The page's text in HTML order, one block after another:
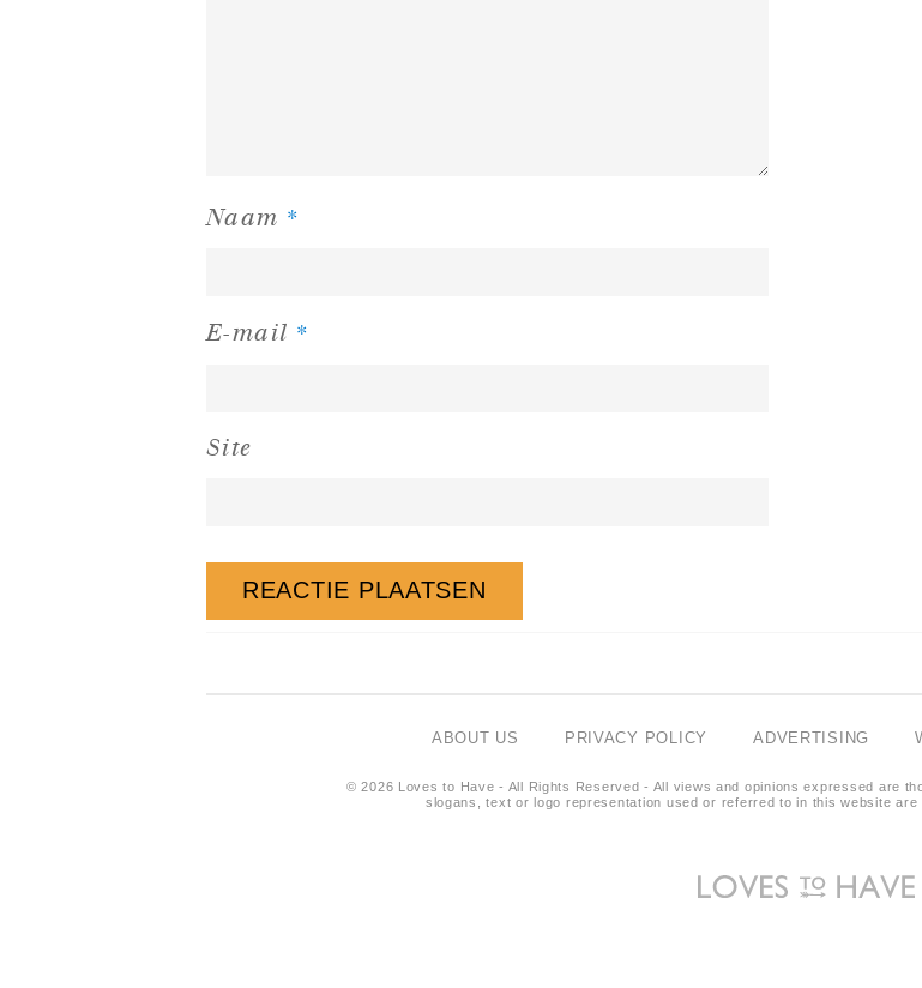
Naam *
E-mail *
Site
ABOUT US PRIVACY POLICY ADVERTISING
© 2026 Loves to Have - All Rights Reserved - All views and opinions expressed are
slogans, text or logo representation used or referred to in this website